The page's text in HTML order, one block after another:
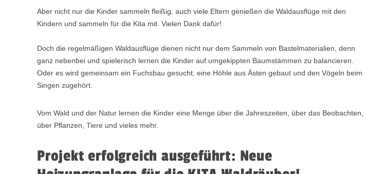
Aber nicht nur die Kinder sammeln fleißig, auch viele Eltern genießen die Waldausflüge mit den
Kindern und sammeln für die Kita mit. Vielen Dank dafür!
Doch die regelmäßigen Waldausflüge dienen nicht nur dem Sammeln von Bastelmaterialien, denn
ganz nebenbei und spielerisch lernen die Kinder auf umgekippten Baumstämmen zu balancieren.
Oder es wird gemeinsam ein Fuchsbau gesucht, eine Höhle aus Ästen gebaut und den Vögeln beim
Singen zugehört.
Vom Wald und der Natur lernen die Kinder eine Menge über die Jahreszeiten, über das Beobachten,
über Pflanzen, Tiere und vieles mehr.
Projekt erfolgreich ausgeführt: Neue